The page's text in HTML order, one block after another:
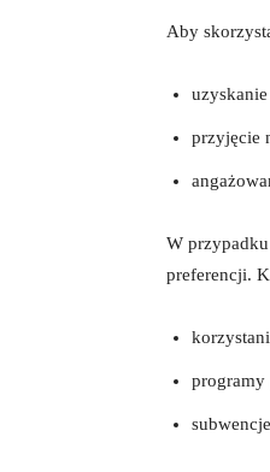
Aby
przyjęcie
W
preferencji.
programy